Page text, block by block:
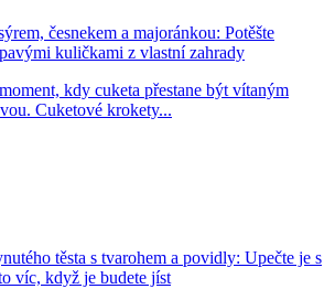
česnekem a majoránkou: Potěšte
kuličkami z vlastní zahrady
kdy cuketa přestane být vítaným
Cuketové krokety...
těsta s tvarohem a povidly: Upečte je s
víc, když je budete jíst